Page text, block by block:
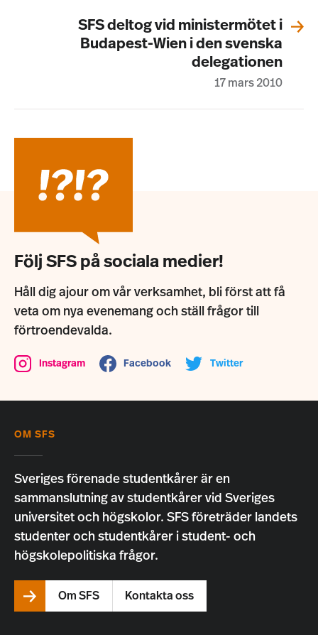
SFS deltog vid ministermötet i
Budapest-Wien i den svenska
delegationen
17 mars 2010
Följ SFS på sociala medier!
Håll dig ajour om vår verksamhet, bli först att få
veta om nya evenemang och ställ frågor till
förtroendevalda.
Instagram Facebook Twitter
OM SFS
Sveriges förenade studentkårer är en
sammanslutning av studentkårer vid Sveriges
universitet och högskolor. SFS företräder landets
studenter och studentkårer i student- och
högskolepolitiska frågor.
Om SFS Kontakta oss